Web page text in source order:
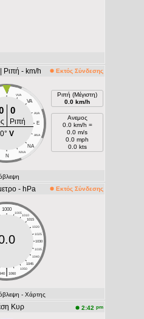
Ριπή - km/h Εκτός Σύνδεσης
V VVA
VA
AVA
E
ANA
NA
NNA
N
0
Ριπή
0° V
Ριπή (Μέγιστη)
0.0 km/h
Ανεμος
0.0 km/h =
0.0 m/s
0.0 mph
0.0 kts
- hPa Εκτός Σύνδεσης
1000
1005
1010
1015
1020
1025
1030
1035
1040
1045
1050
|
940 1060
- Χάρτης
Κυρ 2:42 pm